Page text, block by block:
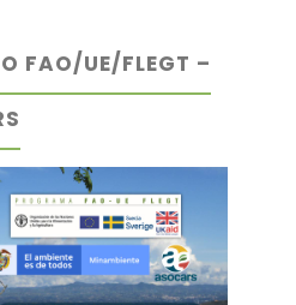
FAO/UE/FLEGT –